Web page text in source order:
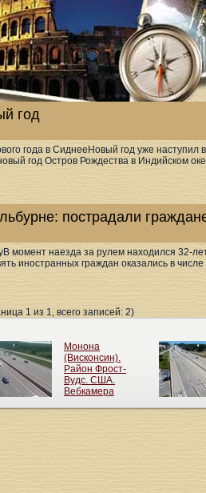
год
года в СиднееНовый год уже наступил в
год Остров Рождества в Индийском
пострадали
момент наезда за рулем находился 32-
иностранных граждан оказались в числе
1 из 1, всего записей: 2)